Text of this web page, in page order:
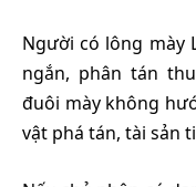
Người có lông mày
ngắn, phân tán
đuôi mày không
vật phá tán, tài sản